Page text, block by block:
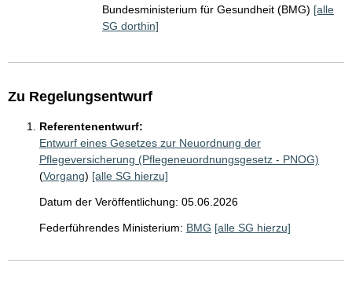
Bundesministerium für Gesundheit (BMG) [alle
SG dorthin]
Zu Regelungsentwurf
Referentenentwurf:
Entwurf eines Gesetzes zur Neuordnung der
Pflegeversicherung (Pflegeneuordnungsgesetz - PNOG)
(Vorgang) [alle SG hierzu]
Datum der Veröffentlichung: 05.06.2026
Federführendes Ministerium: BMG [alle SG hierzu]